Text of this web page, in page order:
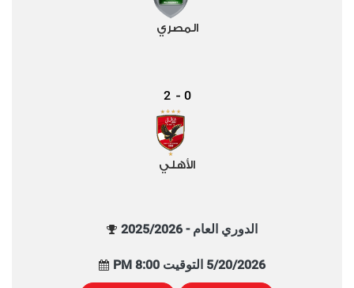
المصري
0
-
2
الأهلي
الدوري العام - 2025/2026
5/20/2026 التوقيت 8:00 PM